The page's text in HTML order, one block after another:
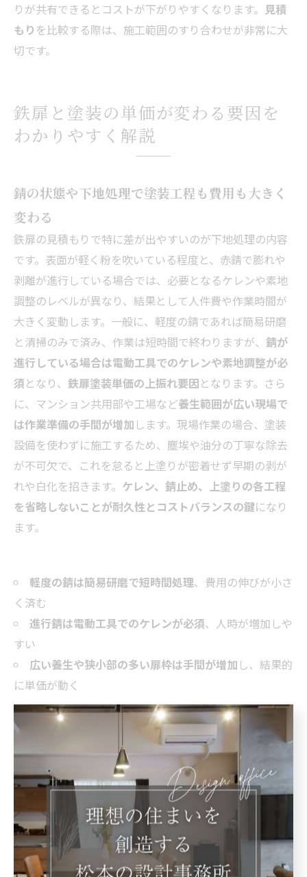
りが共有できるとコストが下がりやすくなります。 見積
もり を比較する際は、施工範囲のすり合わせが非常に大
切です。
鉄扉と塗装の単価が変わる要因を
わかりやすく解説
錆の状態や下地処理で塗装工程も費用も大きく
変わる
鉄扉の見積もりで特に差が出やすいのが下地処理の内容
です。表面が軽く粉を吹いている程度と、赤錆で膨れや
剥離が進行している場合では、必要となるケレンや素地
調整のレベルが異なり、結果として人件費や作業時間が
大きく変動します。一般に、軽度の錆であれば簡易研磨
と清掃のみで済み、作業は短時間で終わりますが、 錆が
進行している場合は電動工具でのケレンや素地調整が必
須となり、 鉄扉塗装単価の上振れ要因となります。さら
に、マンション共用部や工場など養生範囲が広い現場で
は作業準備の手間が増加 します。現場作業の場合、塗装
設備を使わずに施工するため、塵埃や油分の丁寧な除去
が不可欠で、これを怠ると上塗りが密着せず早期の剥が
れや白化を招きます。 ケレン、錆止め、上塗りの各工程
を省略しないことが耐久性とコストバランスの鍵になり
ます。
軽度の錆は簡易研磨で短時間処理、費用の伸びが小さ
く済む
進行錆は電動工具でのケレンが必須、人時が増加しや
すい
広い養生や狭小部の多い扉枠は手間が増加 し、結果的
に単価が動く
短期間で仕上げる場合は人員が増え、その分だけ人時単
価が工事費に反映されます。
ケレン等級と作業量が必要人時や費用にどう反映される
かを整理